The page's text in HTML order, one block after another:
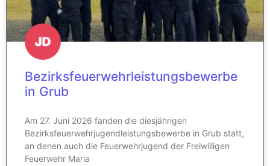
Bezirksfeuerwehrleistungsbewerbe
in Grub
Am 27. Juni 2026 fanden die diesjährigen
Bezirksfeuerwehrjugendleistungsbewerbe in Grub statt,
an denen auch die Feuerwehrjugend der Freiwilligen
Feuerwehr Maria